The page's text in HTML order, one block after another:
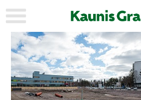
KAUPUNKI
STADEN
AJANKOHTAISTA
AKTUELLT
URHEILU
IDROTT
KULTTUURI
KULTUR